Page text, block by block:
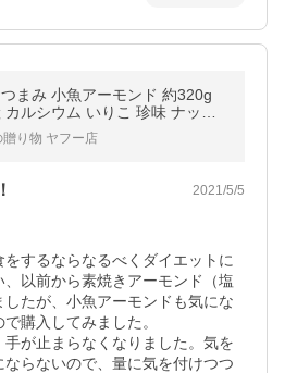
まみ 小魚アーモンド 約320g
ルシウム いりこ 珍味 ナッツ
料 お取り寄せグルメ ポイント
ント消化
贈り物 ヤフー店
2021/5/5
するならなるべくダイエットに
以前から素焼きアーモンド（塩
たが、小魚アーモンドも気にな
購入してみました。
が止まらなくなりました。気を
らないので、量に気を付けつつ